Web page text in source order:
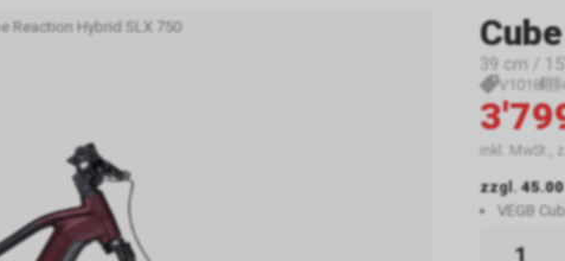
Reaction Hybrid SLX 750 Cube
39 cm /
V1018
inkl. MwSt.,
zzgl.45.00
VEGB